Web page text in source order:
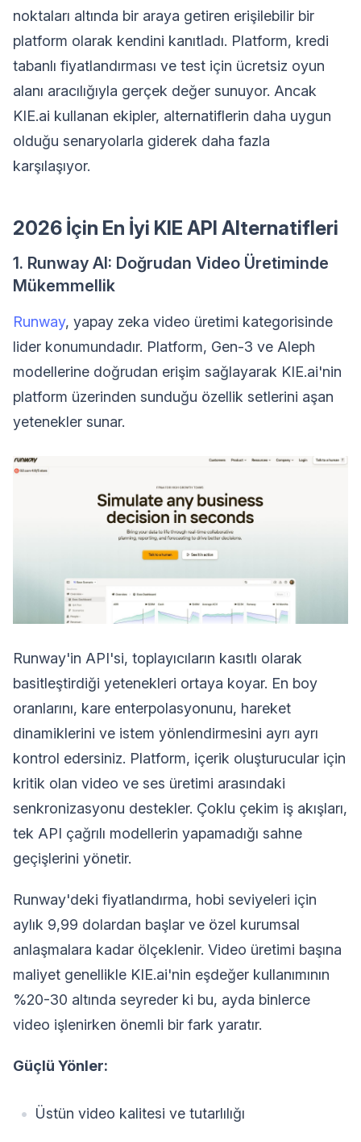
noktaları altında bir araya getiren erişilebilir bir
platform olarak kendini kanıtladı. Platform, kredi
tabanlı fiyatlandırması ve test için ücretsiz oyun
alanı aracılığıyla gerçek değer sunuyor. Ancak
KIE.ai kullanan ekipler, alternatiflerin daha uygun
olduğu senaryolarla giderek daha fazla
karşılaşıyor.
2026 İçin En İyi KIE API Alternatifleri
1. Runway AI: Doğrudan Video Üretiminde
Mükemmellik
Runway, yapay zeka video üretimi kategorisinde
lider konumundadır. Platform, Gen-3 ve Aleph
modellerine doğrudan erişim sağlayarak KIE.ai'nin
platform üzerinden sunduğu özellik setlerini aşan
yetenekler sunar.
Runway'in API'si, toplayıcıların kasıtlı olarak
basitleştirdiği yetenekleri ortaya koyar. En boy
oranlarını, kare enterpolasyonunu, hareket
dinamiklerini ve istem yönlendirmesini ayrı ayrı
kontrol edersiniz. Platform, içerik oluşturucular için
kritik olan video ve ses üretimi arasındaki
senkronizasyonu destekler. Çoklu çekim iş akışları,
tek API çağrılı modellerin yapamadığı sahne
geçişlerini yönetir.
Runway'deki fiyatlandırma, hobi seviyeleri için
aylık 9,99 dolardan başlar ve özel kurumsal
anlaşmalara kadar ölçeklenir. Video üretimi başına
maliyet genellikle KIE.ai'nin eşdeğer kullanımının
%20-30 altında seyreder ki bu, ayda binlerce
video işlenirken önemli bir fark yaratır.
Güçlü Yönler:
Üstün video kalitesi ve tutarlılığı